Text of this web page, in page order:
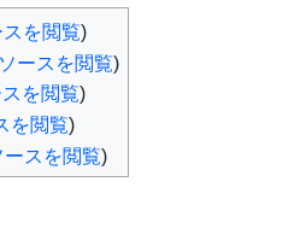
を閲覧)
ースを閲覧)
を閲覧)
を閲覧)
ースを閲覧)